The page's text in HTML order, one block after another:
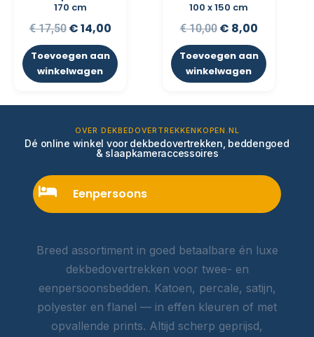
170 cm
€17,50 €14,00
Toevoegen aan
winkelwagen
100 x 150 cm
€10,00 € 8,00
Toevoegen aan
winkelwagen
OVER DEKBEDOVERTREKKENKOPEN.NL
Dé online winkel voor dekbedovertrekken, beddengoed
& slaapkameraccessoires
Eenpersoons
Breed assortiment in goed betaalbare én luxe
dekbedovertrekken voor twee- en
eenpersoonsbedden. Katoen, percale, satijn,
polyester en flanel — in effen kleuren of met
opvallende prints. Altijd scherp geprijsd,